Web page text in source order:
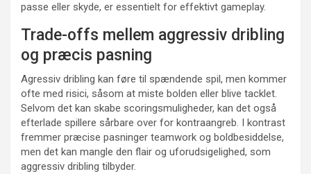
passe eller skyde, er essentielt for effektivt gameplay.
Trade-offs mellem aggressiv dribling
og præcis pasning
Agressiv dribling kan føre til spændende spil, men kommer
ofte med risici, såsom at miste bolden eller blive tacklet.
Selvom det kan skabe scoringsmuligheder, kan det også
efterlade spillere sårbare over for kontraangreb. I kontrast
fremmer præcise pasninger teamwork og boldbesiddelse,
men det kan mangle den flair og uforudsigelighed, som
aggressiv dribling tilbyder.